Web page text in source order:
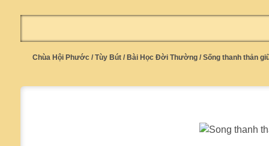
Chùa Hội Phước / Tùy Bút / Bài Học Đời Thường / Sống thanh thản